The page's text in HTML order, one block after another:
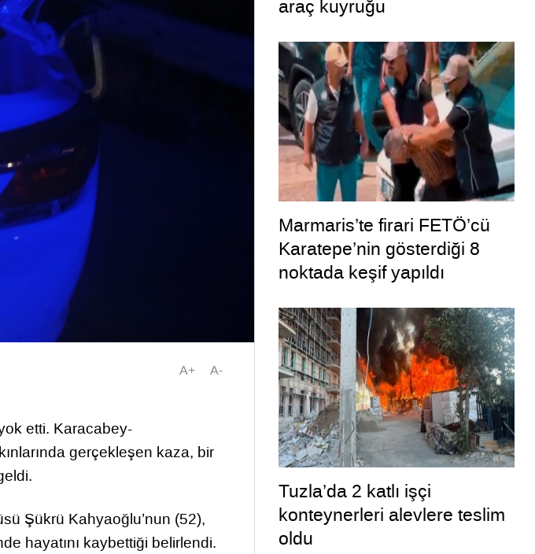
A+ A-
etti. Karacabey-
gerçekleşen kaza, bir
Şükrü Kahyaoğlu’nun (52),
hayatını kaybettiği belirlendi.
araç kuyruğu
Marmaris’te firari FETÖ’cü
Karatepe’nin gösterdiği 8
noktada keşif yapıldı
Tuzla’da 2 katlı işçi
konteynerleri alevlere teslim
oldu